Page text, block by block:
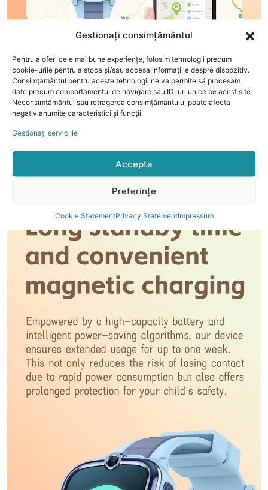
Gestionați consimțământul
Pentru a oferi cele mai bune experiențe, folosim tehnologii precum
cookie-urile pentru a stoca și/sau accesa informațiile despre dispozitiv.
Consimțământul pentru aceste tehnologii ne va permite să procesăm
date precum comportamentul de navigare sau ID-uri unice pe acest site.
Neconsimțământul sau retragerea consimțământului poate afecta
negativ anumite caracteristici și funcții.
Gestionați serviciile
Accepta
Preferințe
Cookie StatementPrivacy StatementImpressum